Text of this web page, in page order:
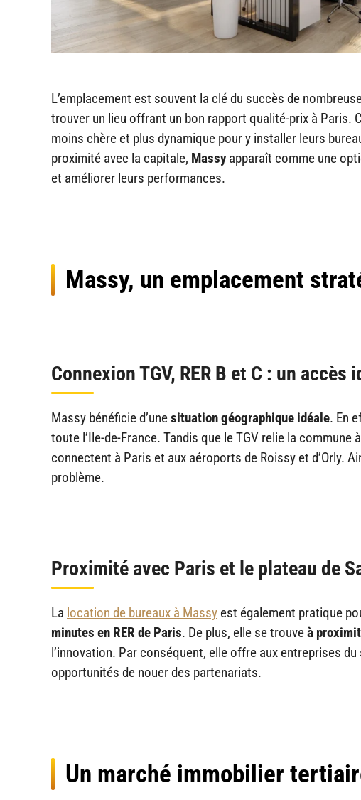
L’emplacement est souvent la clé du succès de
trouver un lieu offrant un bon rapport qualité-prix à Paris.
moins chère et plus dynamique pour y installer leurs
proximité avec la capitale, Massyapparaît comme une
et améliorer leurs performances.
Massy, un emplacement
Connexion TGV, RER B et C : un accès
Massy bénéficie d’unesituation géographique idéale. En
toute l’Ile-de-France. Tandis que le TGV relie la
connectent à Paris et aux aéroports de Roissy et d’Orly.
problème.
Proximité avec Paris et le plateau de
La location de bureaux à Massy est également pratique
minutes en RER de Paris. De plus, elle se trouveà
l’innovation. Par conséquent, elle offre aux entreprises
opportunités de nouer des partenariats.
Un marché immobilier